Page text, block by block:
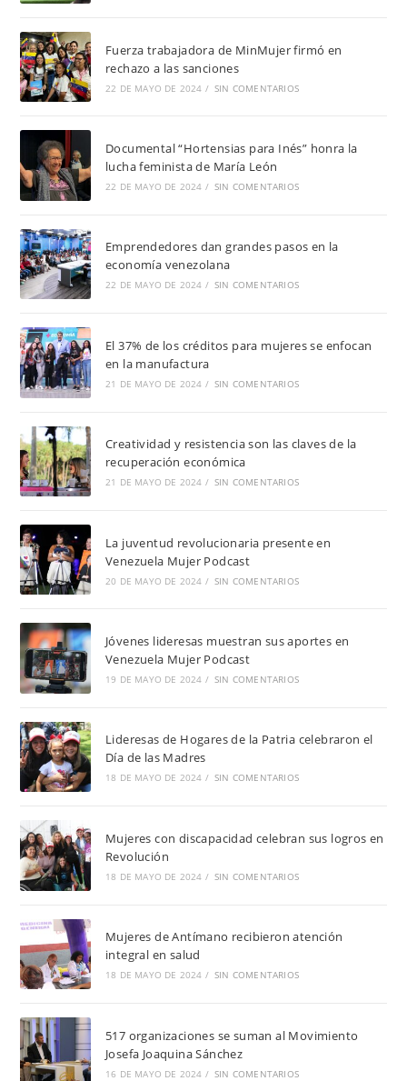
Fuerza trabajadora de MinMujer firmó en
rechazo a las sanciones
22 DE MAYO DE 2024 / SIN COMENTARIOS
Documental “Hortensias para Inés” honra la
lucha feminista de María León
22 DE MAYO DE 2024 / SIN COMENTARIOS
Emprendedores dan grandes pasos en la
economía venezolana
22 DE MAYO DE 2024 / SIN COMENTARIOS
El 37% de los créditos para mujeres se enfocan
en la manufactura
21 DE MAYO DE 2024 / SIN COMENTARIOS
Creatividad y resistencia son las claves de la
recuperación económica
21 DE MAYO DE 2024 / SIN COMENTARIOS
La juventud revolucionaria presente en
Venezuela Mujer Podcast
20 DE MAYO DE 2024 / SIN COMENTARIOS
Jóvenes lideresas muestran sus aportes en
Venezuela Mujer Podcast
19 DE MAYO DE 2024 / SIN COMENTARIOS
Lideresas de Hogares de la Patria celebraron el
Día de las Madres
18 DE MAYO DE 2024 / SIN COMENTARIOS
Mujeres con discapacidad celebran sus logros en
Revolución
18 DE MAYO DE 2024 / SIN COMENTARIOS
Mujeres de Antímano recibieron atención
integral en salud
18 DE MAYO DE 2024 / SIN COMENTARIOS
517 organizaciones se suman al Movimiento
Josefa Joaquina Sánchez
16 DE MAYO DE 2024 / SIN COMENTARIOS